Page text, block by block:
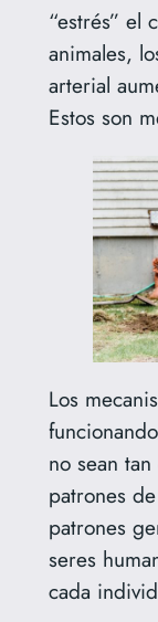
“estrés” el
animales,
arterial
Estos son
Los
no sean
patrones
patrones
seres
cada